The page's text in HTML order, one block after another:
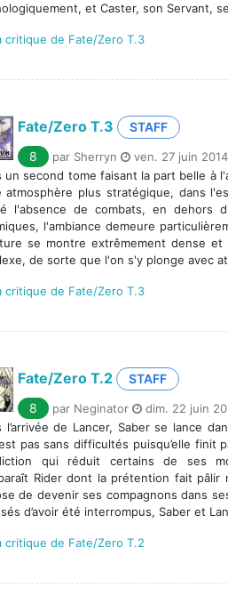
et Caster, son Servant,
critique de Fate/Zero T.3
Fate/Zero T.3
STAFF
8
par Sherryn ven. 27 juin 2014
un second tome faisant la part belle à
atmosphère plus stratégique, dans
l'absence de combats, en dehors
l'ambiance demeure
se montre extrêmement dense et
de sorte que l'on s'y plonge avec
critique de Fate/Zero T.3
Fate/Zero T.2
STAFF
8
par Neginator dim. 22 juin
l’arrivée de Lancer, Saber se lance
pas sans difficultés puisqu’elle finit
qui réduit certains de ses
Rider dont la prétention fait pâlir
de devenir ses compagnons dans
d’avoir été interrompus, Saber et
critique de Fate/Zero T.2